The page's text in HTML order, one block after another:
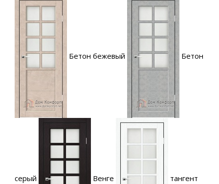
Бетон бежевый Бетон
серый Венге тангент